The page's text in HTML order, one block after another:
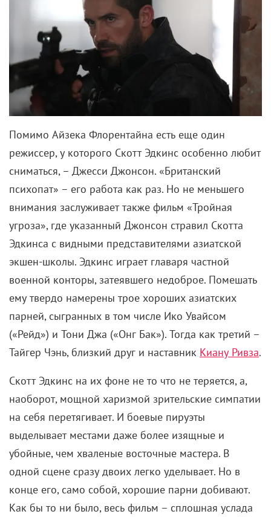
Помимо Айзека Флорентайна есть еще один
режиссер, у которого Скотт Эдкинс особенно любит
сниматься, – Джесси Джонсон. «Британский
психопат» – его работа как раз. Но не меньшего
внимания заслуживает также фильм «Тройная
угроза», где указанный Джонсон стравил Скотта
Эдкинса с видными представителями азиатской
экшен-школы. Эдкинс играет главаря частной
военной конторы, затеявшего недоброе. Помешать
ему твердо намерены трое хороших азиатских
парней, сыгранных в том числе Ико Увайсом
(«Рейд») и Тони Джа («Онг Бак»). Тогда как третий –
Тайгер Чэнь, близкий друг и наставник Киану Ривза.
Скотт Эдкинс на их фоне не то что не теряется, а,
наоборот, мощной харизмой зрительские симпатии
на себя перетягивает. И боевые пируэты
выделывает местами даже более изящные и
убойные, чем хваленые восточные мастера. В
одной сцене сразу двоих легко уделывает. Но в
конце его, само собой, хорошие парни добивают.
Как бы то ни было, весь фильм – сплошная услада